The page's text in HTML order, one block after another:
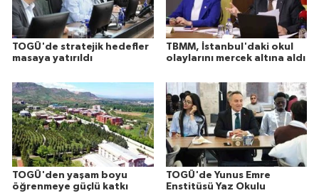
TOGÜ'de stratejik hedefler
masaya yatırıldı
TBMM, İstanbul'daki okul
olaylarını mercek altına aldı
TOGÜ'den yaşam boyu
öğrenmeye güçlü katkı
TOGÜ'de Yunus Emre
Enstitüsü Yaz Okulu